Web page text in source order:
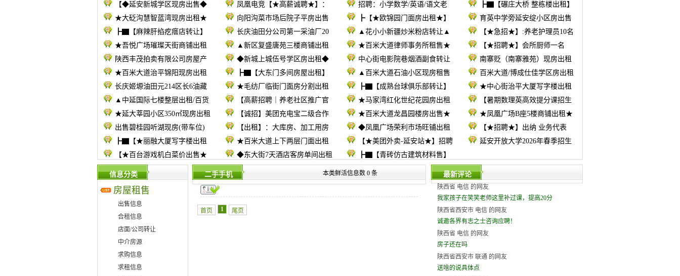
【◆延安新城学区现房出售◆
凤凰电竞【★高薪诚聘★】： 招聘：小学数学/英语/语文老
┣▇【碾庄大桥 整栋楼出租】
★大砭沟慧智蓝湾现房出租★
向阳沟菜市场后院子平房出售 ┣【★欧锦园门面房出租★】
育英中学旁延安绽小区房出售
┣▇【麻辣肝掐疙瘩店转让】
长庆油田分公司第一采油厂20 ▲花小小新疆炒米粉店转让▲
【★急招★】:养老护理员10名
★吾悦广场璀璨天街商铺出租
▲新区复盛唐苑三楼商铺出租 ★百米大道律师事务所租售★
【★招聘★】会所厨师一名
陕西丰茂拍卖有限公司房屋产
◆新城上城伍号学区房出租◆ 中心街电影院巷烟酒副食转让
南寨贬（南寨雅苑）现房出租
★百米大道治平锦阳现房出租
┣▇【大东门多间房屋出租】 ▲百米大道石油小区现房租售
百米大道/博成仕佳学区房出租
长庆姬塬油田元214区长6油藏
★毛纺厂临街门面房分割出租 ┣▇【成熟台球俱乐部转让】
★中心街治平大厦写字楼出租
▲中延国际七楼整层出租/百货
【高薪招聘｜养老社区推广官 ★马家湾红化世纪花园房出租
【暑期数理英高效提分课招生
★延大莘园小区350㎡现房出租
【诚招】美团充电宝二级合作 ★百米大道龙昌园楼房出售★
★凤凰广场B座5楼商铺出租★
出售碧桂园听湖现房(带车位)
【出租】：大库房、加工用房 ◆凤凰广场荣利市场旺铺出租
【★招聘★】出纳 业务代表
┣▇【★丽融大厦写字楼出租
★百米大道上下两层门面出租 【★美团外卖-延安站★】招聘
延安开放大学2026年春季招生
【★百台游戏机白菜价出售★
◆东大街7天酒店客房单间出租 ┣▇【青砖仿古建筑材料售】
信息分类
房屋租售
出售信息
合租信息
店面/公司转让
中介房源
求购信息
求租信息
二手手机 本类鲜活信息数 0 条
首页 1 尾页
最新评论
陕西省 电信 的网友
我家孩子在笑笑老师这里补过课，提高20分
陕西省西安市 电信 的网友
诚邀各界有志之士咨询应聘！
陕西省 电信 的网友
房子还在吗
陕西省西安市 联通 的网友
送啥的说具体点